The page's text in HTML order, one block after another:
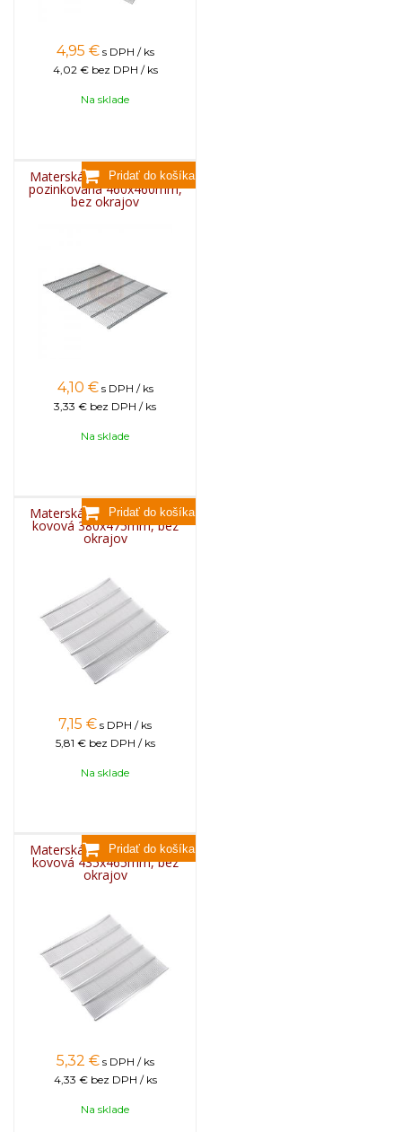
4,95 € s DPH / ks
4,02 € bez DPH / ks
Na sklade
Materská mriežka BEE EU
pozinkovaná 460x460mm,
bez okrajov
4,10 € s DPH / ks
3,33 € bez DPH / ks
Na sklade
Materská mriežka BEE US
kovová 380x475mm, bez
okrajov
7,15 € s DPH / ks
5,81 € bez DPH / ks
Na sklade
Materská mriežka BEE EU
kovová 435x465mm, bez
okrajov
5,32 € s DPH / ks
4,33 € bez DPH / ks
Na sklade